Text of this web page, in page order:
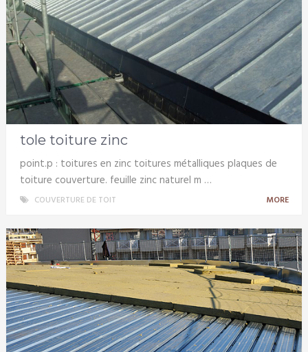
tole toiture zinc
point.p : toitures en zinc toitures métalliques plaques de
toiture couverture. feuille zinc naturel m …
COUVERTURE DE TOIT MORE